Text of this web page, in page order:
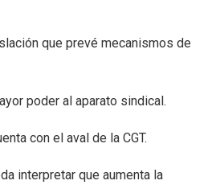
que prevé mecanismos de
poder al aparato sindical.
con el aval de la CGT.
interpretar que aumenta la